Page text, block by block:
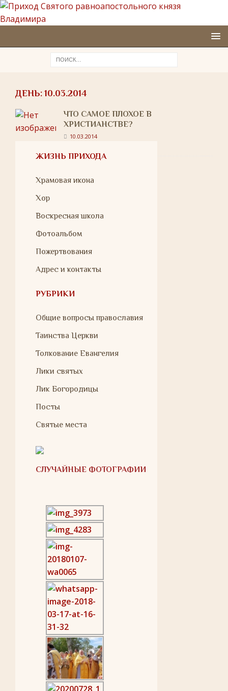
ДЕНЬ: 10.03.2014
ЧТО САМОЕ ПЛОХОЕ В
ХРИСТИАНСТВЕ?
10.03.2014
ЖИЗНЬ ПРИХОДА
Храмовая икона
Хор
Воскресная школа
Фотоальбом
Пожертвования
Адрес и контакты
РУБРИКИ
Общие вопросы православия
Таинства Церкви
Толкование Евангелия
Лики святых
Лик Богородицы
Посты
Святые места
СЛУЧАЙНЫЕ ФОТОГРАФИИ